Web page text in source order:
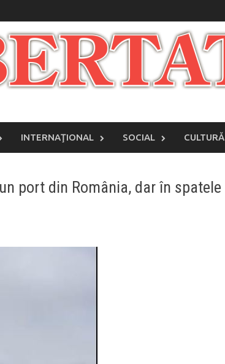
INTERNAŢIONAL SOCIAL CULTURĂ
port din România, dar în spatele